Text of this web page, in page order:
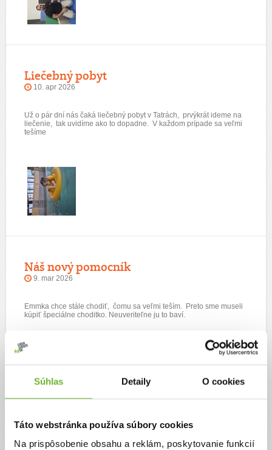
Súhlas Detaily O cookies
Táto webstránka používa súbory cookies
Na prispôsobenie obsahu a reklám, poskytovanie funkcií
Liečebný pobyt
10. apr 2026
Už o pár dní nás čaká liečebný pobyt v Tatrách, prvýkrát ideme na
liečenie, tak uvidíme ako to dopadne. V každom prípade sa veľmi
tešíme
Náš nový pomocník
9. mar 2026
Emmka chce stále chodiť, čomu sa veľmi teším. Preto sme museli
kúpiť špeciálne choditko. Neuveriteľne ju to baví.